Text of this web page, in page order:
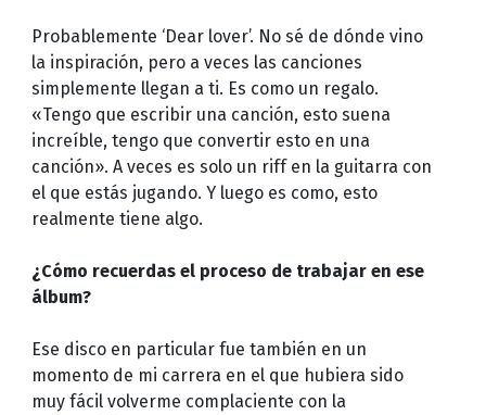
Probablemente ‘Dear lover’. No sé de dónde vino
la inspiración, pero a veces las canciones
simplemente llegan a ti. Es como un regalo.
«Tengo que escribir una canción, esto suena
increíble, tengo que convertir esto en una
canción». A veces es solo un riff en la guitarra con
el que estás jugando. Y luego es como, esto
realmente tiene algo.
¿Cómo recuerdas el proceso de trabajar en ese
álbum?
Ese disco en particular fue también en un
momento de mi carrera en el que hubiera sido
muy fácil volverme complaciente con la